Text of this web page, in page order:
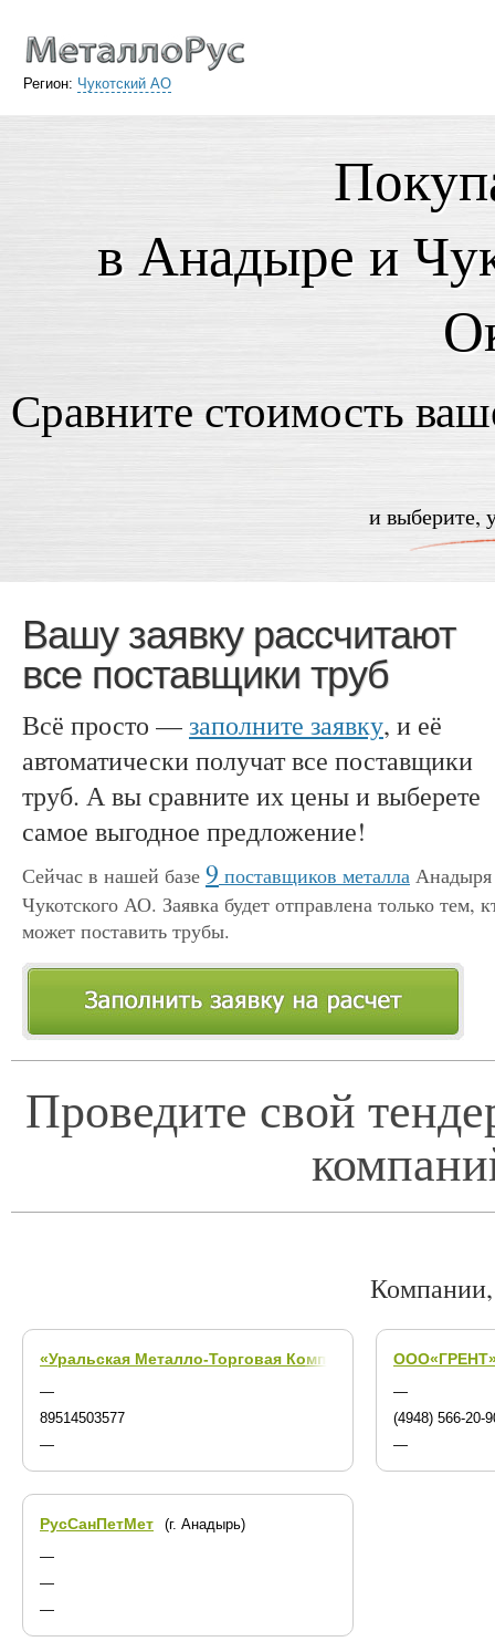
Регион: Чукотский АО
в Анадыре и
Сравните стоимость
и выберите,
Вашу заявку рассчитают
все поставщики труб
Всё просто —заполните заявку, и её
автоматически получат все поставщики
труб. А вы сравните их цены и выберете
самое выгодное предложение!
Сейчас в нашей базе 9 поставщиков металла
Чукотского АО. Заявка будет отправлена только тем,
может поставить трубы.
Проведите свой
«Уральская Металло-Торговая Компания», ООО
(г.
—
89514503577
—
—
(4948) 566-20-
—
РусСанПетМет
(г. Анадырь)
—
—
—